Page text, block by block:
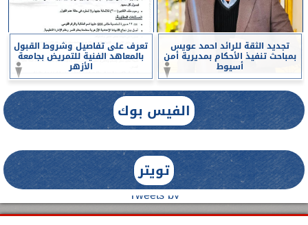
تجديد الثقة للرائد احمد عويس
بمباحث تنفيذ الأحكام بمديرية أمن
أسيوط
تعرف على تفاصيل وشروط القبول
بالمعاهد الفنية للتمريض بجامعة
الأزهر
الفيس بوك
تويتر
Tweets by